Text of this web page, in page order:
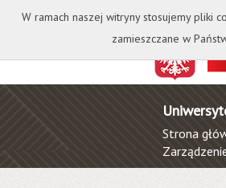
Strona
W ramach naszej witryny stosujemy pliki
zamieszczane w